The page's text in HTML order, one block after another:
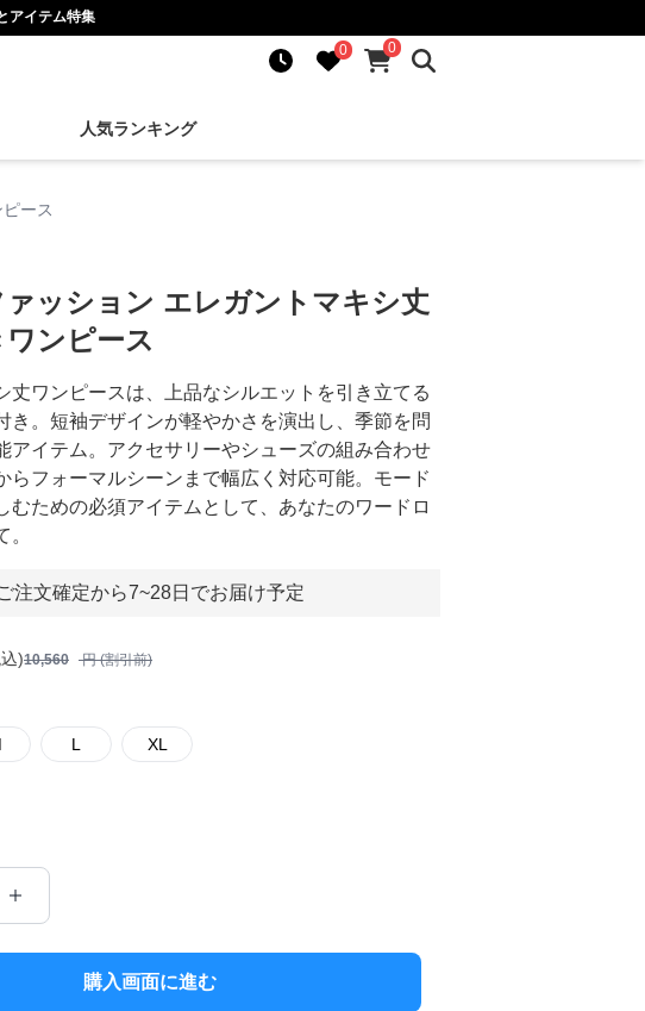
アイテム特集
0
0
人気ランキング
ース
ッション エレガントマキシ丈
ンピース
丈ワンピースは、上品なシルエットを引き立てる
き。短袖デザインが軽やかさを演出し、季節を問
アイテム。アクセサリーやシューズの組み合わせ
らフォーマルシーンまで幅広く対応可能。モード
むための必須アイテムとして、あなたのワードロ
注文確定から7~28日でお届け予定
)10,560 円 (割引前)
L XL
購入画面に進む